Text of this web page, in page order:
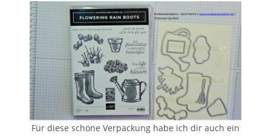
Für diese schöne Verpackung habe ich dir auch ein